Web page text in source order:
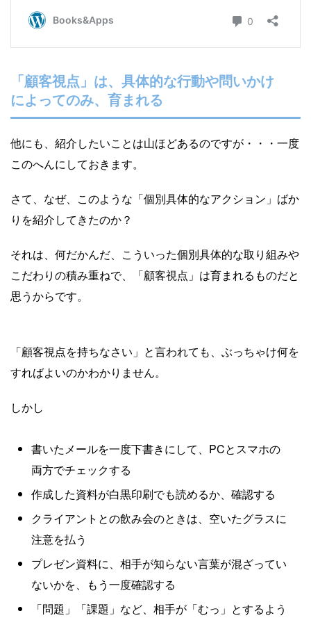
「顧客視点」は、具体的な行動や問いかけ
によってのみ、育まれる
他にも、紹介したいことは山ほどあるのですが・・・一度
このへんにしておきます。
さて、なぜ、このような「個別具体的なアクション」ばか
りを紹介してきたのか？
それは、何だかんだ、こういった個別具体的な取り組みや
こだわりの積み重ねで、「顧客視点」は育まれるものだと
思うからです。
「顧客視点を持ちなさい」と言われても、ぶっちゃけ何を
すればよいのかわかりません。
しかし
書いたメールを一度下書きにして、PCとスマホの
両方でチェックする
作成した資料が白黒印刷でも読めるか、確認する
クライアントとの飲み会のときは、空いたグラスに
注意を払う
プレゼン資料に、相手が知らない言葉が混ざってい
ないかを、もう一度確認する
「問題」「課題」など、相手が「むっ」とするよう